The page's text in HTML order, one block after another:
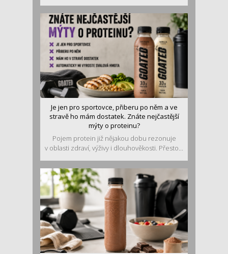
Je jen pro sportovce, přiberu po něm a ve
stravě ho mám dostatek. Znáte nejčastější
mýty o proteinu?
Pojem protein již nějakou dobu rezonuje
v oblasti zdraví, výživy i dlouhověkosti. Přesto...